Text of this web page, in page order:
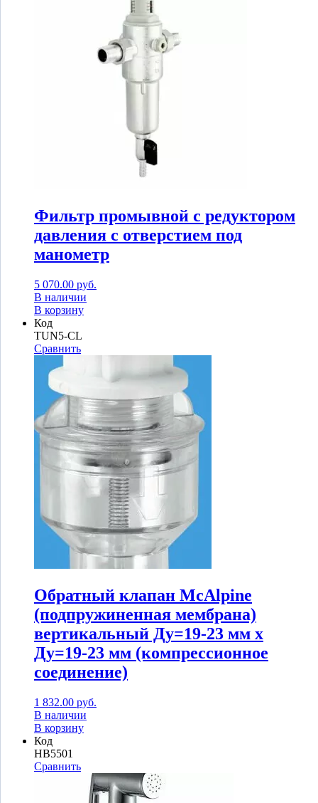
Фильтр промывной с редуктором
давления с отверстием под
манометр
5 070.00 руб.
В наличии
В корзину
Код
TUN5-CL
Сравнить
Обратный клапан McAlpine
(подпружиненная мембрана)
вертикальный Ду=19-23 мм х
Ду=19-23 мм (компрессионное
соединение)
1 832.00 руб.
В наличии
В корзину
Код
HB5501
Сравнить